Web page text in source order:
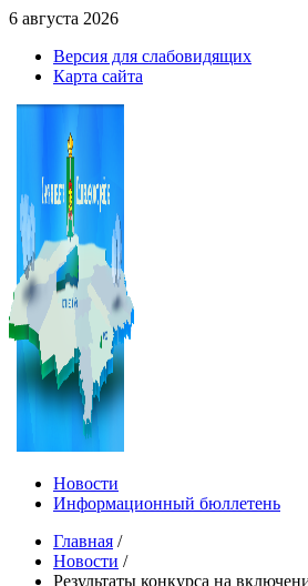
6 августа 2026
Версия для слабовидящих
Карта сайта
Новости
Информационный бюллетень
Главная /
Новости /
Результаты конкурса на